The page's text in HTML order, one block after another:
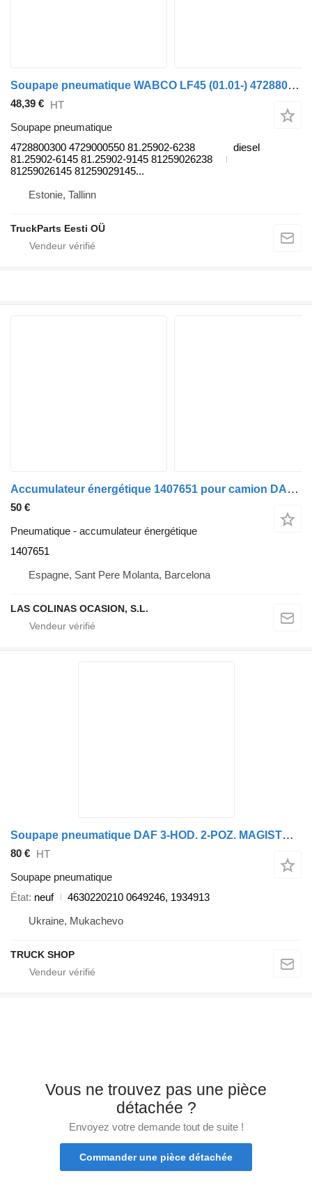
Soupape pneumatique WABCO LF45 (01.01-) 4728800300 pour camion DAF LF45, LF55, LF180, CF65, CF75, CF85 (2001-)
48,39 € HT
Soupape pneumatique
4728800300 4729000550 81.25902-6238
81.25902-6145 81.25902-9145 81259026238
81259026145 81259029145...
diesel
Estonie, Tallinn
TruckParts Eesti OÜ
Accumulateur énergétique 1407651 pour camion DAF Serie LF55.XXX desde 06
50 €
Pneumatique - accumulateur énergétique
1407651
Espagne, Sant Pere Molanta, Barcelona
LAS COLINAS OCASION, S.L.
Soupape pneumatique DAF 3-HOD. 2-POZ. MAGISTRALNIY WABCO 4630220210 pour camion DAF 95XF,LF45/55,CF65/75,XF95/105
80 € HT
Soupape pneumatique
État neuf
4630220210 0649246, 1934913
Ukraine, Mukachevo
TRUCK SHOP
Vous ne trouvez pas une pièce
détachée ?
Envoyez votre demande tout de suite !
Commander une pièce détachée